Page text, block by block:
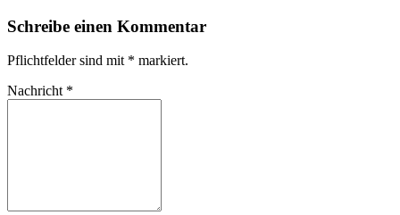
Schreibe einen Kommentar
Pflichtfelder sind mit * markiert.
Nachricht *